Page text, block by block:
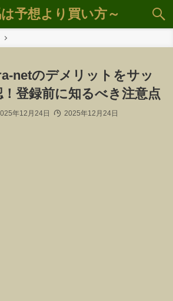
予想より買い方～
netのデメリットをサッ
！登録前に知るべき注意点
年12月24日 2025年12月24日